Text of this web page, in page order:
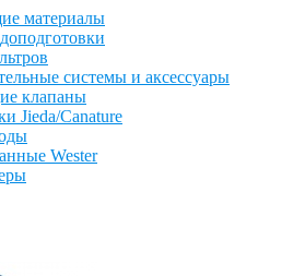
материалы
системы и аксессуары
клапаны
Jieda/Canature
Wester